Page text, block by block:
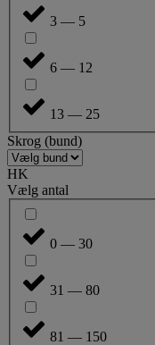
3 — 5
6 — 12
13 — 25
Skrog (bund)
HK
Vælg antal
0 — 30
31 — 80
81 — 150